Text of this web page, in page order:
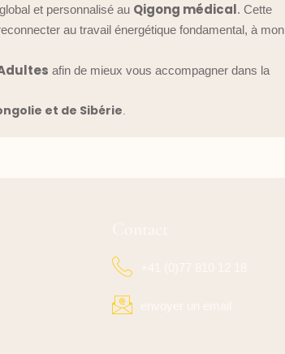
et personnalisé au Qigong médical. Cette
au travail énergétique fondamental, à mon
afin de mieux vous accompagner dans la
et de Sibérie